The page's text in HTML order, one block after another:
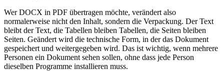
Wer DOCX in PDF übertragen möchte, verändert also
normalerweise nicht den Inhalt, sondern die Verpackung. Der Text
bleibt der Text, die Tabellen bleiben Tabellen, die Seiten bleiben
Seiten. Geändert wird die technische Form, in der das Dokument
gespeichert und weitergegeben wird. Das ist wichtig, wenn mehrere
Personen ein Dokument sehen sollen, ohne dass jede Person
dieselben Programme installieren muss.